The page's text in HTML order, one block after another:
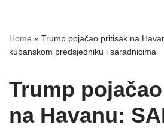
Home » Trump pojačao pritisak na
kubanskom predsjedniku i saradnicima
Trump
na Havanu: